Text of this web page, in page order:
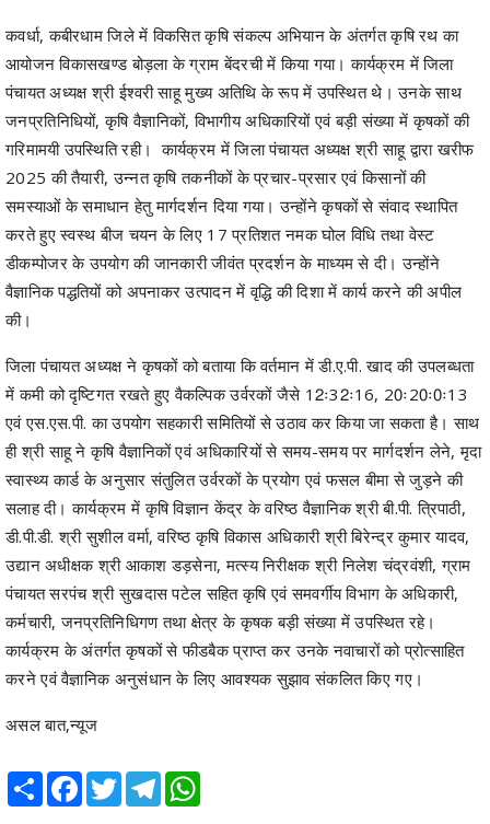
पंचायत अध्यक्ष श्री ईश्वरी साहू मुख्य अतिथि के रूप में उपस्थित थे। उनके साथ
जनप्रतिनिधियों, कृषि वैज्ञानिकों, विभागीय अधिकारियों एवं बड़ी संख्या में कृषकों की
गरिमामयी उपस्थिति रही। कार्यक्रम में जिला पंचायत अध्यक्ष श्री साहू द्वारा खरीफ
2025 की तैयारी, उन्नत कृषि तकनीकों के प्रचार-प्रसार एवं किसानों की
समस्याओं के समाधान हेतु मार्गदर्शन दिया गया। उन्होंने कृषकों से संवाद स्थापित
करते हुए स्वस्थ बीज चयन के लिए 17 प्रतिशत नमक घोल विधि तथा वेस्ट
डीकम्पोजर के उपयोग की जानकारी जीवंत प्रदर्शन के माध्यम से दी। उन्होंने
वैज्ञानिक पद्धतियों को अपनाकर उत्पादन में वृद्धि की दिशा में कार्य करने की अपील
की।
जिला पंचायत अध्यक्ष ने कृषकों को बताया कि वर्तमान में डी.ए.पी. खाद की उपलब्धता
में कमी को दृष्टिगत रखते हुए वैकल्पिक उर्वरकों जैसे 12ः32ः16, 20ः20ः0ः13
एवं एस.एस.पी. का उपयोग सहकारी समितियों से उठाव कर किया जा सकता है। साथ
ही श्री साहू ने कृषि वैज्ञानिकों एवं अधिकारियों से समय-समय पर मार्गदर्शन लेने, मृदा
स्वास्थ्य कार्ड के अनुसार संतुलित उर्वरकों के प्रयोग एवं फसल बीमा से जुड़ने की
सलाह दी। कार्यक्रम में कृषि विज्ञान केंद्र के वरिष्ठ वैज्ञानिक श्री बी.पी. त्रिपाठी,
डी.पी.डी. श्री सुशील वर्मा, वरिष्ठ कृषि विकास अधिकारी श्री बिरेन्द्र कुमार यादव,
उद्यान अधीक्षक श्री आकाश डड़सेना, मत्स्य निरीक्षक श्री निलेश चंद्रवंशी, ग्राम
पंचायत सरपंच श्री सुखदास पटेल सहित कृषि एवं समवर्गीय विभाग के अधिकारी,
कर्मचारी, जनप्रतिनिधिगण तथा क्षेत्र के कृषक बड़ी संख्या में उपस्थित रहे।
कार्यक्रम के अंतर्गत कृषकों से फीडबैक प्राप्त कर उनके नवाचारों को प्रोत्साहित
करने एवं वैज्ञानिक अनुसंधान के लिए आवश्यक सुझाव संकलित किए गए।
असल बात,न्यूज
ShareFacebook
RELATED POSTS